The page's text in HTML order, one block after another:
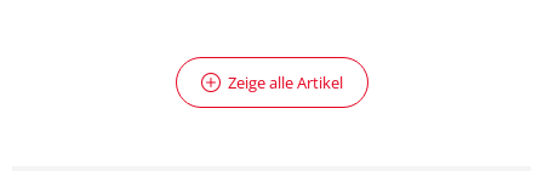
Zeige alle Artikel